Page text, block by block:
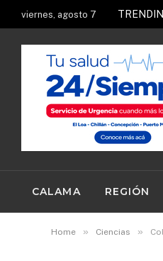
viernes, agosto 7
CALAMA REGIÓN
Home » Ciencias »